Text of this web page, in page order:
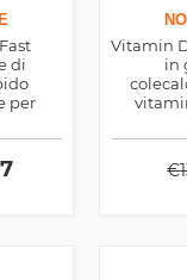
di
per
Vitamin
in
€